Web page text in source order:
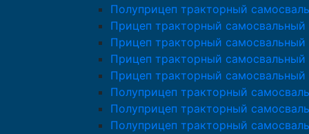
Полуприцеп тракторный
Прицеп тракторный
Прицеп тракторный
Прицеп тракторный
Прицеп тракторный
Полуприцеп тракторный
Полуприцеп тракторный
Полуприцеп тракторный